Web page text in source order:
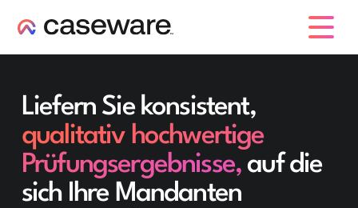
Liefern Sie konsistent,
qualitativ hochwertige
Prüfungsergebnisse, auf die
sich Ihre Mandanten